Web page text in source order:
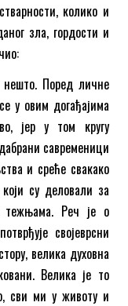
колико и
зла, гордости и
Поред личне
у овим догађајима
јер у том кругу
савременици
и среће свакако
су деловали за
тежњама. Реч је о
својеврсни
велика духовна
Велика је то
сви ми у животу и